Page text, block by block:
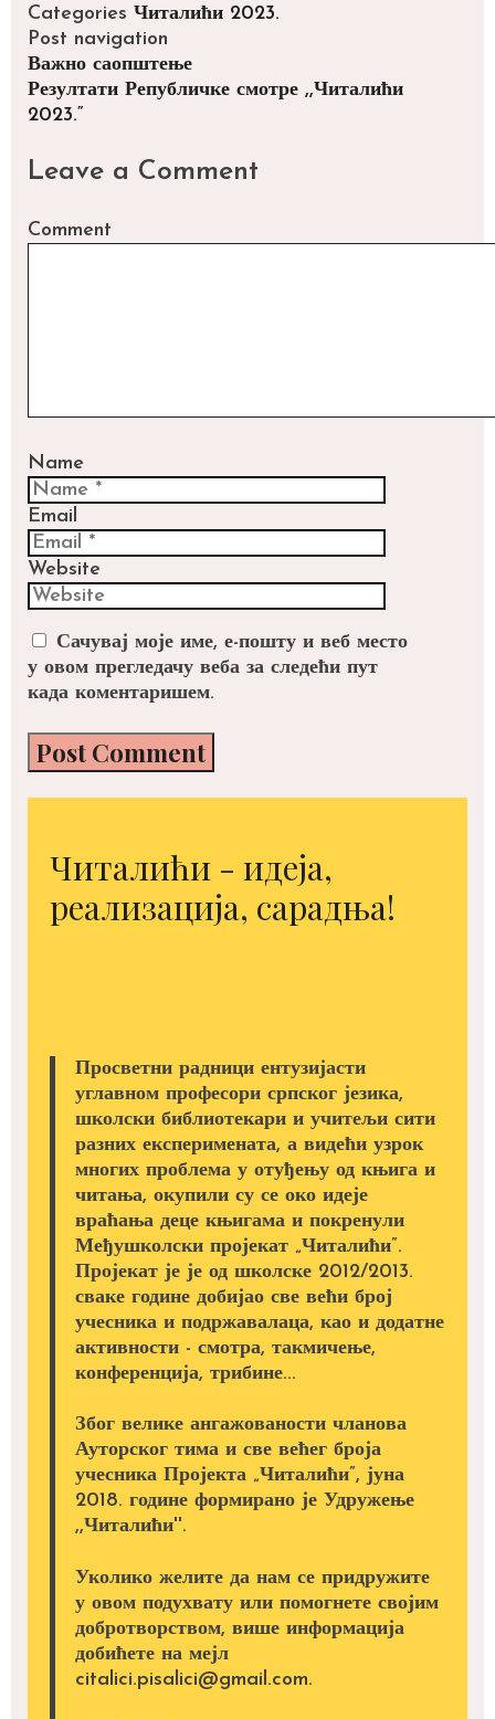
Categories Читалићи 2023.
Post navigation
Важно саопштење
Резултати Републичке смотре ,,Читалићи
2023.“
Leave a Comment
Comment
Name
Email
Website
Сачувај моје име, е-пошту и веб место
у овом прегледачу веба за следећи пут
када коментаришем.
Читалићи - идеја,
реализација, сарадња!
Просветни радници ентузијасти
углавном професори српског језика,
школски библиотекари и учитељи сити
разних експеримената, а видећи узрок
многих проблема у отуђењу од књига и
читања, окупили су се око идеје
враћања деце књигама и покренули
Међушколски пројекат „Читалићи”.
Пројекат је је од школске 2012/2013.
сваке године добијао све већи број
учесника и подржавалаца, као и додатне
активности - смотра, такмичење,
конференција, трибине...
Због велике ангажованости чланова
Ауторског тима и све већег броја
учесника Пројекта „Читалићи”, јуна
2018. године формирано је Удружење
,,Читалићи''.
Уколико желите да нам се придружите
у овом подухвату или помогнете својим
добротворством, више информација
добићете на мејл
citalici.pisalici@gmail.com.